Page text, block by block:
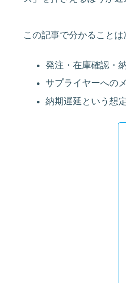
この記事で分かることは
発注・在庫確認・
サプライヤーへの
納期遅延という想